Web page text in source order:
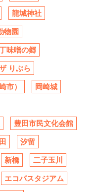
龍城神社
物園
味噌の郷
りぶら
市） 岡崎城
豊田市民文化会館
汐留
新橋 二子玉川
エコパスタジアム